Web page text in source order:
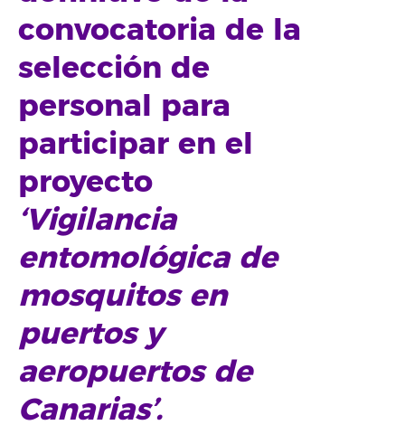
convocatoria de la
selección de
personal para
participar en el
proyecto
‘Vigilancia
entomológica de
mosquitos en
puertos y
aeropuertos de
Canarias’.